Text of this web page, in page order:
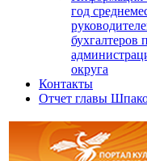
год
бухгалтеров
округа
Контакты
Отчет главы